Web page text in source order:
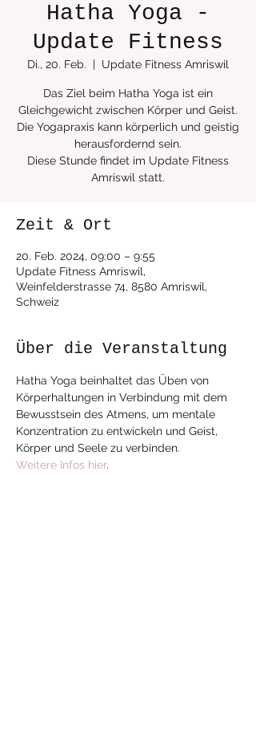
Hatha Yoga -
Update Fitness
Di., 20. Feb.
  |
Update Fitness Amriswil
Das Ziel beim Hatha Yoga ist ein
Gleichgewicht zwischen Körper und Geist.
Die Yogapraxis kann körperlich und geistig
herausfordernd sein.
Diese Stunde findet im Update Fitness
Zeit & Ort
20. Feb. 2024, 09:00 – 9:55
Update Fitness Amriswil,
Weinfelderstrasse 74, 8580 Amriswil,
Schweiz
Über die Veranstaltung
Hatha Yoga beinhaltet das Üben von
Körperhaltungen in Verbindung mit dem
Bewusstsein des Atmens, um mentale
Konzentration zu entwickeln und Geist,
Körper und Seele zu verbinden.
Weitere Infos hier.